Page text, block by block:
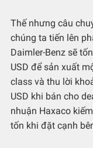
Thế nhưng câu
chúng ta tiến lên
Daimler-Benz sẽ
USD để sản xuất
class và thu lời
USD khi bán cho
nhuận Haxaco
tốn khi đặt cạnh